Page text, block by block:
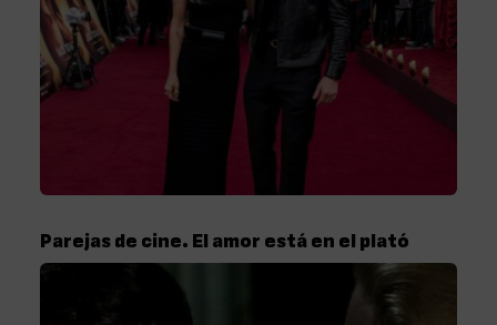
Parejas de cine. El amor está en el plató